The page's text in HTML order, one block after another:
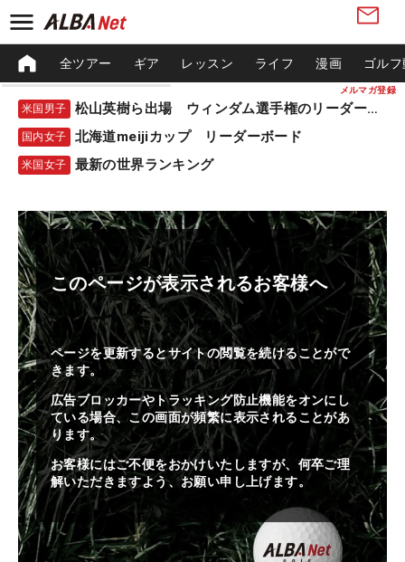
メルマガ登録
全ツアー ギア レッスン ライフ 漫画 ゴル
米国男子 松山英樹ら出場 ウィンダム選手権のリーダーボード
国内女子 北海道meijiカップ リーダーボード
米国女子 最新の世界ランキング
このページが表示されるお客様へ
ページを更新するとサイトの閲覧を続けることがで
きます。
広告ブロッカーやトラッキング防止機能をオンにし
ている場合、この画面が頻繁に表示されることがあ
ります。
お客様にはご不便をおかけいたしますが、何卒ご理
解いただきますよう、お願い申し上げます。